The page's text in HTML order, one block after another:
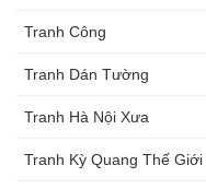
Tranh Công
Tranh Dán Tường
Tranh Hà Nội Xưa
Tranh Kỳ Quang Thế Giới